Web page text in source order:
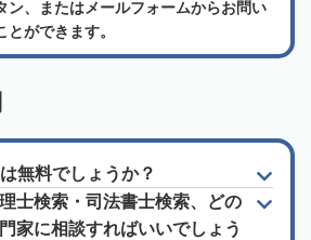
ン、またはメールフォームからお問い
ができます。
無料でしょうか？
士検索・司法書士検索、どの
家に相談すればいいでしょう